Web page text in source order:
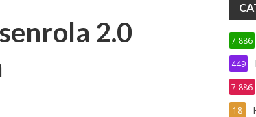
2.0
7.886
449
7.886
18